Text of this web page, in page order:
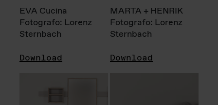
EVA Cucina
Fotografo: Lorenz
Sternbach
Download
MARTA + HENRIK
Fotografo: Lorenz
Sternbach
Download